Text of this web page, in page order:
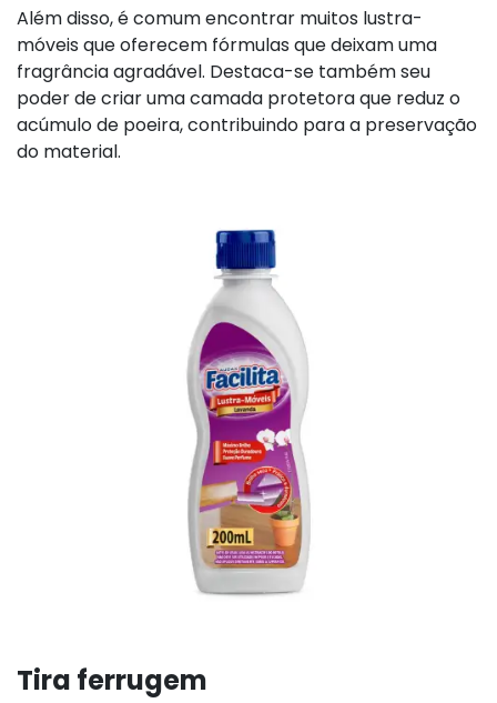
Além disso, é comum encontrar muitos lustra-
móveis que oferecem fórmulas que deixam uma
fragrância agradável. Destaca-se também seu
poder de criar uma camada protetora que reduz o
acúmulo de poeira, contribuindo para a preservação
do material.
Tira ferrugem